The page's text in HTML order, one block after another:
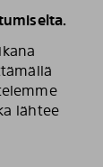
lähtee